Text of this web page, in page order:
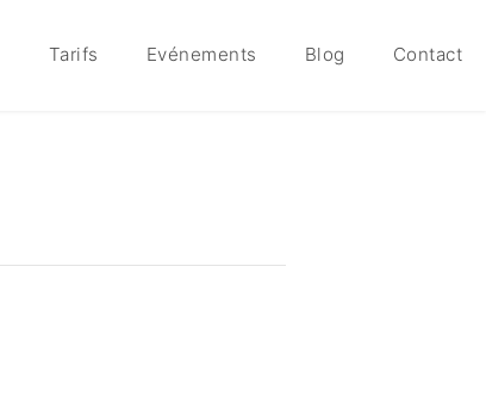
Tarifs Evénements Blog Contact